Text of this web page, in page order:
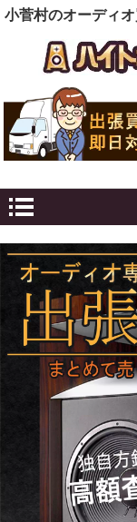
小菅村のオーディ